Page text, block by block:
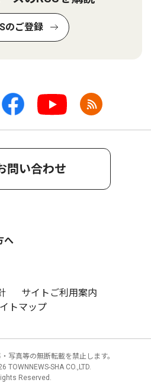
のご登録
問い合わせ
へ
サイトご利用案内
トマップ
写真等の無断転載を禁止します。
TOWNNEWS-SHA CO.,LTD.
Reserved.